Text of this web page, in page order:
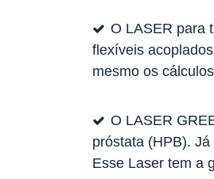
O LASER para
flexíveis
mesmo os
O LASER
próstata (HPB).
Esse Laser tem a